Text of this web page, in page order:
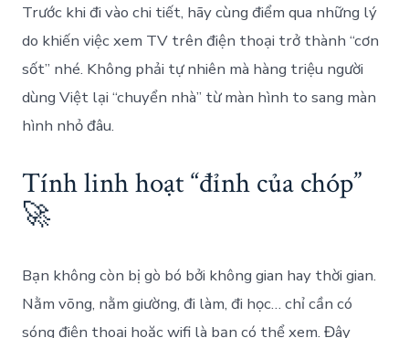
Trước khi đi vào chi tiết, hãy cùng điểm qua những lý
do khiến việc xem TV trên điện thoại trở thành “cơn
sốt” nhé. Không phải tự nhiên mà hàng triệu người
dùng Việt lại “chuyển nhà” từ màn hình to sang màn
hình nhỏ đâu.
Tính linh hoạt “đỉnh của chóp”
🚀
Bạn không còn bị gò bó bởi không gian hay thời gian.
Nằm võng, nằm giường, đi làm, đi học… chỉ cần có
sóng điện thoại hoặc wifi là bạn có thể xem. Đây